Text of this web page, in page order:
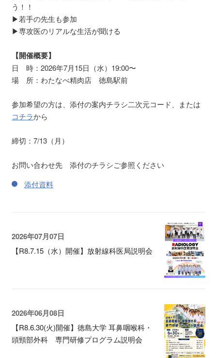
う！！
▶若手の先生も参加
▶専攻医のリアルな生活が聞ける
【開催概要】
日 時：2026年7月15日（水）19:00〜
場 所：わたなべ精肉店 徳島駅前
参加希望の方は、添付の案内チラシ二次元コード、または
コチラから
締切：7/13（月）
お問い合わせ先 添付のチラシご参照ください
添付資料
2026年07月07日
【R8.7.15（水）開催】放射線科医局説明会
2026年06月08日
【R8.6.30(火)開催】徳島大学 耳鼻咽喉科・
頭頸部外科 専門研修プログラム説明会